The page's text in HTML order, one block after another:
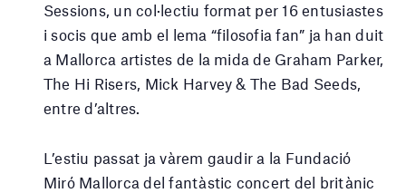
Sessions, un col·lectiu format per 16 entusiastes
i socis que amb el lema “filosofia fan” ja han duit
a Mallorca artistes de la mida de Graham Parker,
The Hi Risers, Mick Harvey & The Bad Seeds,
entre d’altres.
L’estiu passat ja vàrem gaudir a la Fundació
Miró Mallorca del fantàstic concert del britànic